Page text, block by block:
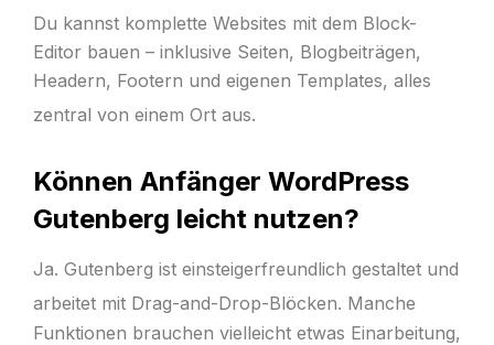
Du kannst komplette Websites mit dem Block-
Editor bauen – inklusive Seiten, Blogbeiträgen,
Headern, Footern und eigenen Templates, alles
zentral von einem Ort aus.
Können Anfänger WordPress
Gutenberg leicht nutzen?
Ja. Gutenberg ist einsteigerfreundlich gestaltet und
arbeitet mit Drag-and-Drop-Blöcken. Manche
Funktionen brauchen vielleicht etwas Einarbeitung,